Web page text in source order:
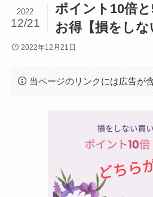
ポイント10倍
お得【損をしな
2022
12/21
2022年12月21日
当ページのリンクには広告が